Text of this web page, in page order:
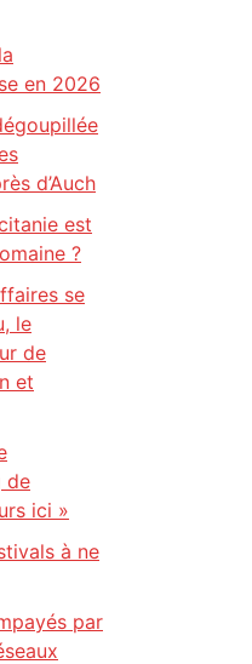
en 2026
d’Auch
est
?
se
le
de
et
de
ici »
à ne
par